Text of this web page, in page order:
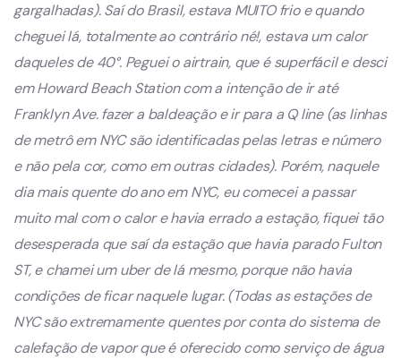
gargalhadas). Saí do Brasil, estava MUITO frio e quando
cheguei lá, totalmente ao contrário né!, estava um calor
daqueles de 40°. Peguei o airtrain, que é superfácil e desci
em Howard Beach Station com a intenção de ir até
Franklyn Ave. fazer a baldeação e ir para a Q line (as linhas
de metrô em NYC são identificadas pelas letras e número
e não pela cor, como em outras cidades). Porém, naquele
dia mais quente do ano em NYC, eu comecei a passar
muito mal com o calor e havia errado a estação, fiquei tão
desesperada que saí da estação que havia parado Fulton
ST, e chamei um uber de lá mesmo, porque não havia
condições de ficar naquele lugar. (Todas as estações de
NYC são extremamente quentes por conta do sistema de
calefação de vapor que é oferecido como serviço de água